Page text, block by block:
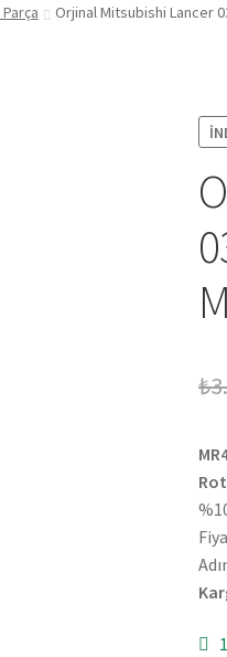
Orjinal Mitsubishi Lancer
₺